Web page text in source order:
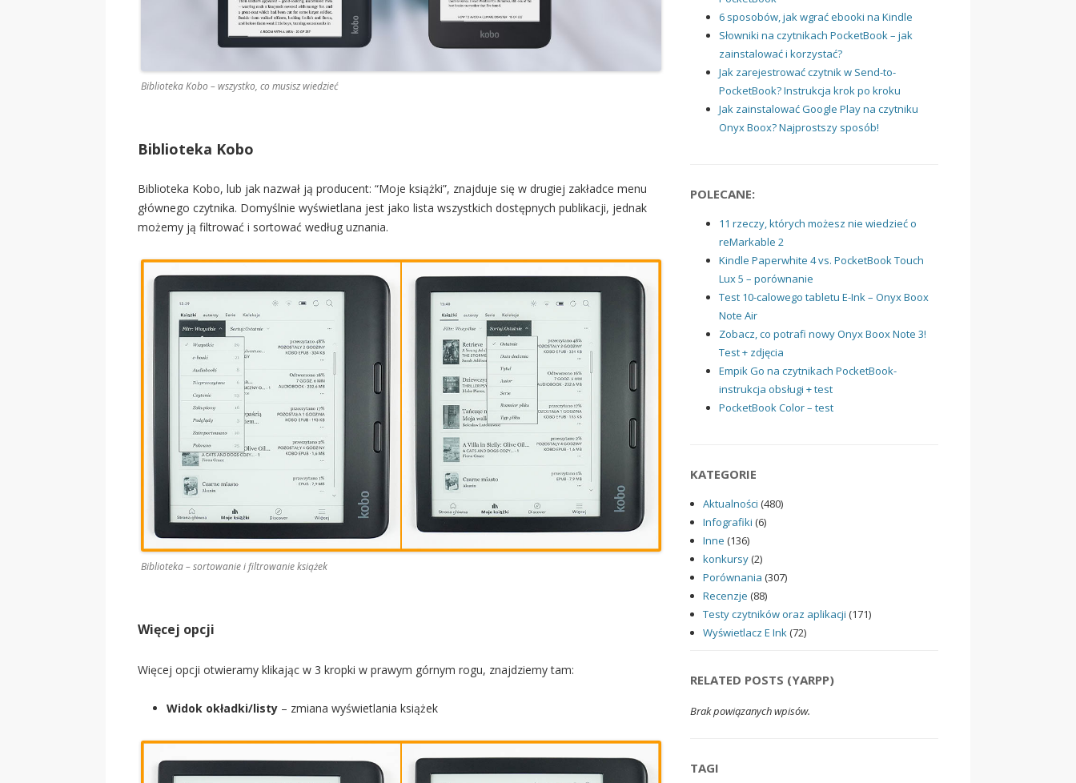
Biblioteka Kobo – wszystko, co musisz wiedzieć
Biblioteka Kobo
Biblioteka Kobo, lub jak nazwał ją producent: “Moje książki”, znajduje się w drugiej zakładce menu
głównego czytnika. Domyślnie wyświetlana jest jako lista wszystkich dostępnych publikacji, jednak
możemy ją filtrować i sortować według uznania.
Biblioteka – sortowanie i filtrowanie książek
Więcej opcji
Więcej opcji otwieramy klikając w 3 kropki w prawym górnym rogu, znajdziemy tam:
Widok okładki/listy – zmiana wyświetlania książek
6 sposobów, jak wgrać ebooki na Kindle
Słowniki na czytnikach PocketBook – jak
zainstalować i korzystać?
Jak zarejestrować czytnik w Send-to-
PocketBook? Instrukcja krok po kroku
Jak zainstalować Google Play na czytniku
Onyx Boox? Najprostszy sposób!
POLECANE:
11 rzeczy, których możesz nie wiedzieć o
reMarkable 2
Kindle Paperwhite 4 vs. PocketBook Touch
Lux 5 – porównanie
Test 10-calowego tabletu E-Ink – Onyx Boox
Note Air
Zobacz, co potrafi nowy Onyx Boox Note 3!
Test + zdjęcia
Empik Go na czytnikach PocketBook-
instrukcja obsługi + test
PocketBook Color – test
KATEGORIE
Aktualności (480)
Infografiki (6)
Inne (136)
konkursy(2)
Porównania (307)
Recenzje (88)
Testy czytników oraz aplikacji (171)
Wyświetlacz E Ink(72)
RELATED POSTS (YARPP)
Brak powiązanych wpisów.
TAGI